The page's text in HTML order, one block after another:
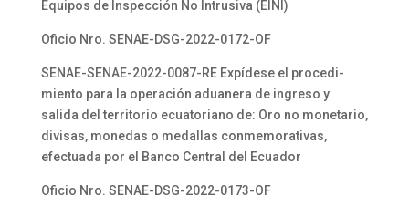
Equipos de Inspección No Intrusiva (EINI)
Oficio Nro. SENAE-DSG-2022-0172-OF
SENAE-SENAE-2022-0087-RE Expídese el procedi-
miento para la operación aduanera de ingreso y
salida del territorio ecuatoriano de: Oro no monetario,
divisas, monedas o medallas conmemorativas,
efectuada por el Banco Central del Ecuador
Oficio Nro. SENAE-DSG-2022-0173-OF